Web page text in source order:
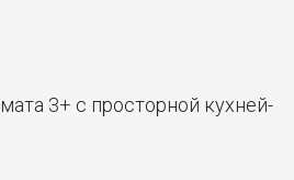
3+ с просторной кухней-